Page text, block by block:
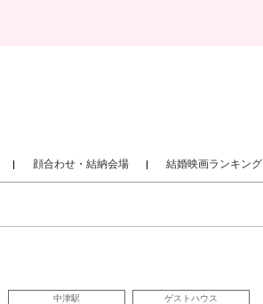
顔合わせ・結納会場 結婚映画ランキング
中津駅 ゲストハウス